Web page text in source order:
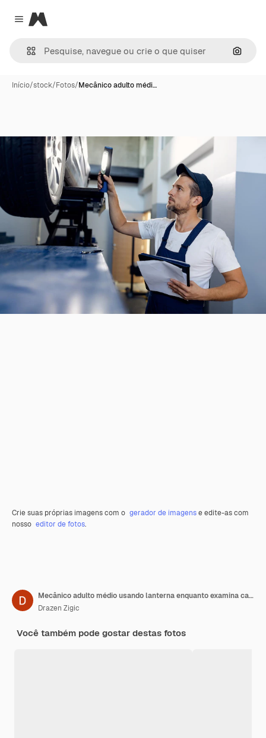
Close menu
Magnific
Início/stock/Fotos/Mecânico adulto médi…
Crie suas próprias imagens com o gerador de imagense edite-as com
nosso editor de fotos.
Mecânico adulto médio usando lanterna enquanto examina carro em uma oficina de reparação de automóveis
Drazen Zigic
Você também pode gostar destas fotos